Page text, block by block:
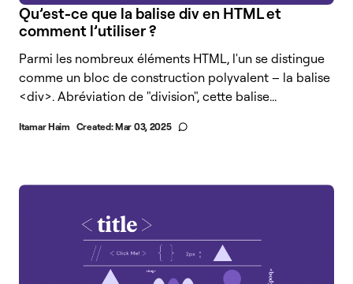
Qu’est-ce que la balise div en HTML et
comment l’utiliser ?
Parmi les nombreux éléments HTML, l'un se distingue
comme un bloc de construction polyvalent – la balise
<div>. Abréviation de "division", cette balise...
Itamar Haim Created:Mar 03, 2025